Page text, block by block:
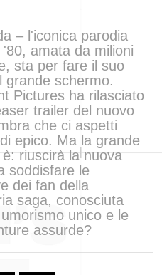
– l'iconica parodia
'80, amata da milioni
sta per fare il suo
grande schermo.
Pictures ha rilasciato
trailer del nuovo
che ci aspetti
epico. Ma la grande
riuscirà la nuova
soddisfare le
dei fan della
saga, conosciuta
unico e le
assurde?